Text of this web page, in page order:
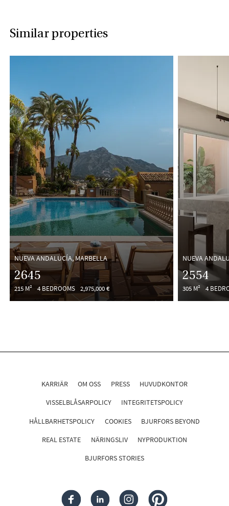
Similar properties
NUEVA ANDALUCÍA, MARBELLA
2645
215 M² 4 BEDROOMS 2,975,000 €
NUEVA
2554
305 M² 4
KARRIÄR OM OSS PRESS HUVUDKONTOR
VISSELBLÅSARPOLICY INTEGRITETSPOLICY
HÅLLBARHETSPOLICY COOKIES BJURFORS BEYOND
REAL ESTATE NÄRINGSLIV NYPRODUKTION
BJURFORS STORIES